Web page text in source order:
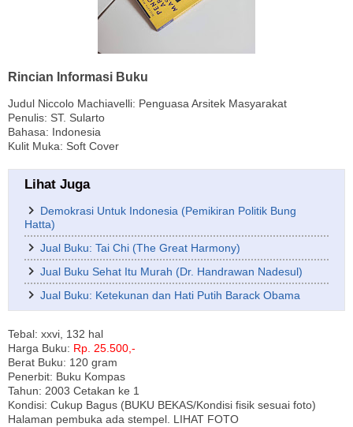
Rincian Informasi Buku
Judul Niccolo Machiavelli: Penguasa Arsitek Masyarakat
Penulis: ST. Sularto
Bahasa: Indonesia
Kulit Muka: Soft Cover
Lihat Juga
Demokrasi Untuk Indonesia (Pemikiran Politik Bung
Hatta)
Jual Buku: Tai Chi (The Great Harmony)
Jual Buku Sehat Itu Murah (Dr. Handrawan Nadesul)
Jual Buku: Ketekunan dan Hati Putih Barack Obama
Tebal: xxvi, 132 hal
Harga Buku: Rp. 25.500,-
Berat Buku: 120 gram
Penerbit: Buku Kompas
Tahun: 2003 Cetakan ke 1
Kondisi: Cukup Bagus (BUKU BEKAS/Kondisi fisik sesuai foto)
Halaman pembuka ada stempel. LIHAT FOTO